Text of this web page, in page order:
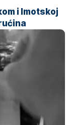
i Imotskoj